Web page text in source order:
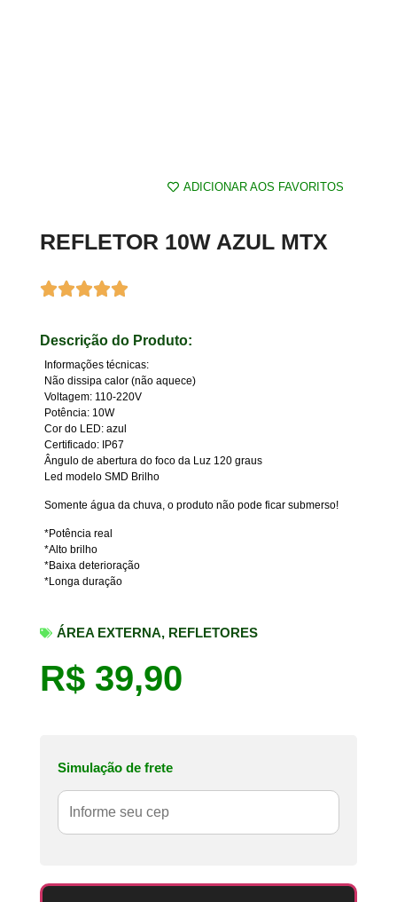
ADICIONAR AOS FAVORITOS
REFLETOR 10W AZUL MTX
Descrição do Produto:
Informações técnicas:
Não dissipa calor (não aquece)
Voltagem: 110-220V
Potência: 10W
Cor do LED: azul
Certificado: IP67
Ângulo de abertura do foco da Luz 120 graus
Led modelo SMD Brilho
Somente água da chuva, o produto não pode ficar submerso!
*Potência real
*Alto brilho
*Baixa deterioração
*Longa duração
ÁREA EXTERNA, REFLETORES
R$ 39,90
Simulação de frete